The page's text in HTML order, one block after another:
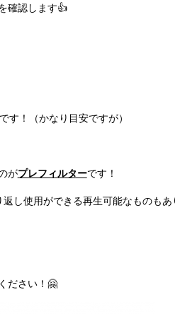
確認します👍
！（かなり目安ですが）
がプレフィルターです！
し使用ができる再生可能なものもあ
ださい！🤗